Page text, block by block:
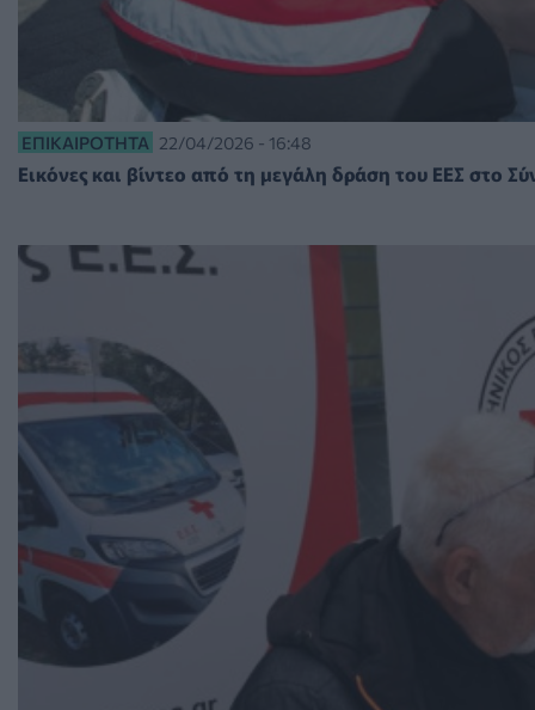
ΕΠΙΚΑΙΡΌΤΗΤΑ 22/04/2026 - 16:48
Εικόνες και βίντεο από τη μεγάλη δράση του ΕΕΣ στο